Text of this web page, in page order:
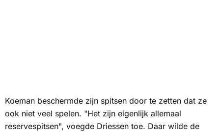
Koeman beschermde zijn spitsen door te zetten dat ze
ook niet veel spelen. "Het zijn eigenlijk allemaal
reservespitsen", voegde Driessen toe. Daar wilde de